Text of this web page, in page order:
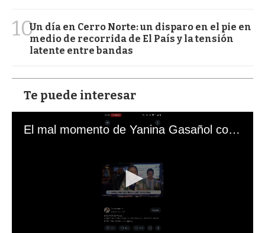
10Un día en Cerro Norte: un disparo en el pie en
medio de recorrida de El País y la tensión
latente entre bandas
Te puede interesar
El mal momento de Yanina Gasañol con un hincha argentino en "Subrayado"